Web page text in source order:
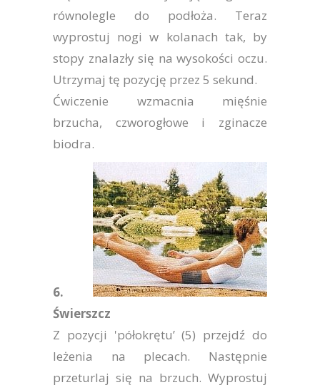
równolegle do podłoża. Teraz
wyprostuj nogi w kolanach tak, by
stopy znalazły się na wysokości oczu.
Utrzymaj tę pozycję przez 5 sekund.
Ćwiczenie wzmacnia mięśnie
brzucha, czworogłowe i zginacze
biodra.
6.
Świerszcz
Z pozycji 'półokrętu’ (5) przejdź do
leżenia na plecach. Następnie
przeturlaj się na brzuch. Wyprostuj